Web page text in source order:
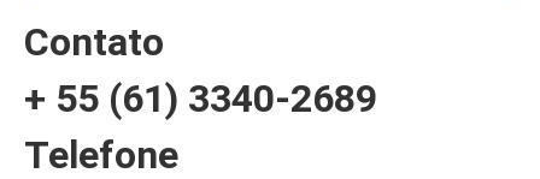
Contato
+ 55 (61) 3340-2689
Telefone